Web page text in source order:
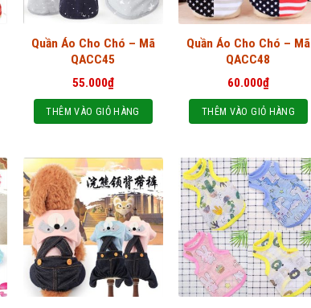
Quần Áo Cho Chó – Mã
QACC45
55.000₫
THÊM VÀO GIỎ HÀNG
Quần Áo Cho Chó – Mã
QACC48
60.000₫
THÊM VÀO GIỎ HÀNG